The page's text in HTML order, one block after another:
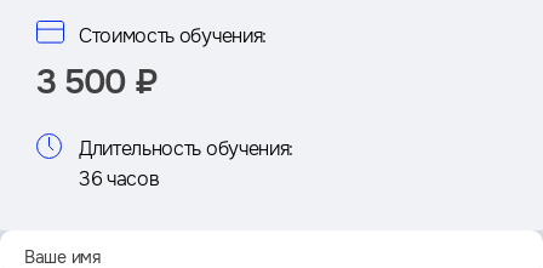
Стоимость обучения:
3 500 ₽
Длительность обучения:
36 часов